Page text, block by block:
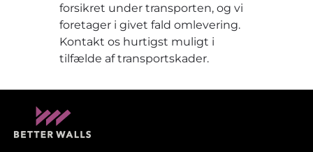
forsikret under transporten, og vi
foretager i givet fald omlevering.
Kontakt os hurtigst muligt i
tilfælde af transportskader.